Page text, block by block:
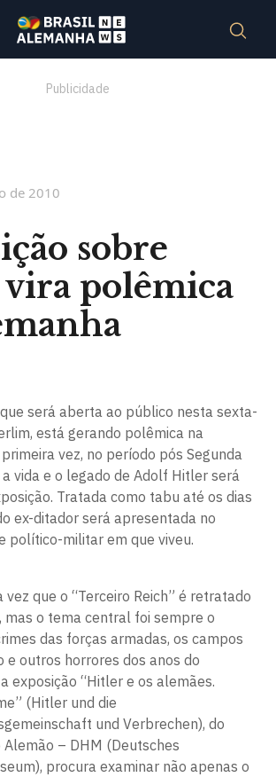
Publicidade
de 2010
sobre
polêmica
será aberta ao público nesta sexta-
está gerando polêmica na
vez, no período pós Segunda
vida e o legado de Adolf Hitler será
Tratada como tabu até os dias
ex-ditador será apresentada no
político-militar em que viveu.
vez que o “Terceiro Reich” é retratado
mas o tema central foi sempre o
das forças armadas, os campos
e outros horrores dos anos do
exposição “Hitler e os alemães.
(Hitler und die
und Verbrechen), do
– DHM (Deutsches
procura examinar não apenas o